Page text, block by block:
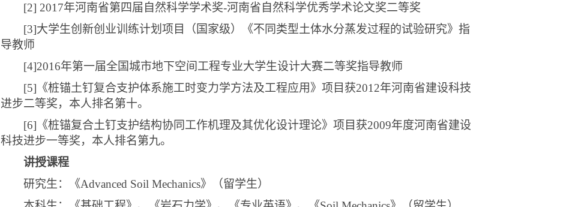
[2] 2017年河南省第四届自然科学学术奖-河南省自然科学优秀学术论文奖二等奖
[3]大学生创新创业训练计划项目（国家级）《不同类型土体水分蒸发过程的试验研究》指
导教师
[4]2016年第一届全国城市地下空间工程专业大学生设计大赛二等奖指导教师
[5] 《桩锚土钉复合支护体系施工时变力学方法及工程应用》项目获2012年河南省建设科技
进步二等奖，本人排名第十。
[6] 《桩锚复合土钉支护结构协同工作机理及其优化设计理论》项目获2009年度河南省建设
科技进步一等奖，本人排名第九。
讲授课程
研究生：《Advanced Soil Mechanics》（留学生）